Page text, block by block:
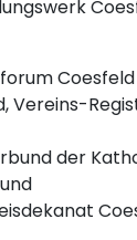
Coesfeld
Vereins-
der